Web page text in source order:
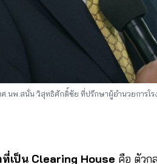
.นพ.สนั่น วิสุทธิศักดิ์ชัย ที่ปรึกษาผู้อำนวยการโร
เป็น Clearing House คือ ตัวก